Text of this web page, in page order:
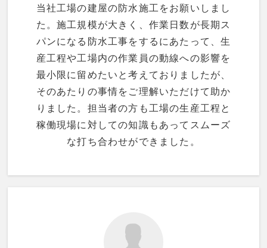
当社工場の建屋の防水施工をお願いしまし
た。施工規模が大きく、作業日数が長期ス
パンになる防水工事をするにあたって、生
産工程や工場内の作業員の動線への影響を
最小限に留めたいと考えておりましたが、
そのあたりの事情をご理解いただけて助か
りました。担当者の方も工場の生産工程と
稼働現場に対しての知識もあってスムーズ
な打ち合わせができました。